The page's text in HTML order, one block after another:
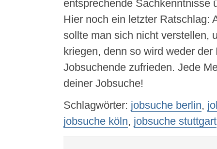
entsprechende Sachkenntnisse
Hier noch ein letzter Ratschlag:
sollte man sich nicht verstellen,
kriegen, denn so wird weder der
Jobsuchende zufrieden. Jede
deiner Jobsuche!
Schlagwörter: jobsuche berlin,
jobsuche köln, jobsuche stuttgart